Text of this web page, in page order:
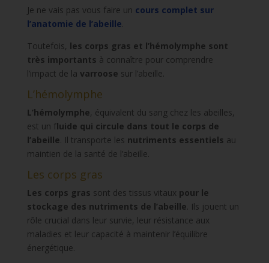
Je ne vais pas vous faire un cours complet sur
l’anatomie de l’abeille
Toutefois, les corps gras et l’hémolymphe sont
très importants à connaître pour comprendre
l’impact de la varroose sur l’abeille.
L’hémolymphe
L’hémolymphe, équivalent du sang chez les abeilles,
est un fluide qui circule dans tout le corps de
l’abeille . Il transporte les nutriments essentiels au
maintien de la santé de l’abeille.
Les corps gras
Les corps gras sont des tissus vitaux pour le
stockage des nutriments de l’abeille . Ils jouent un
rôle crucial dans leur survie, leur résistance aux
maladies et leur capacité à maintenir l’équilibre
énergétique.